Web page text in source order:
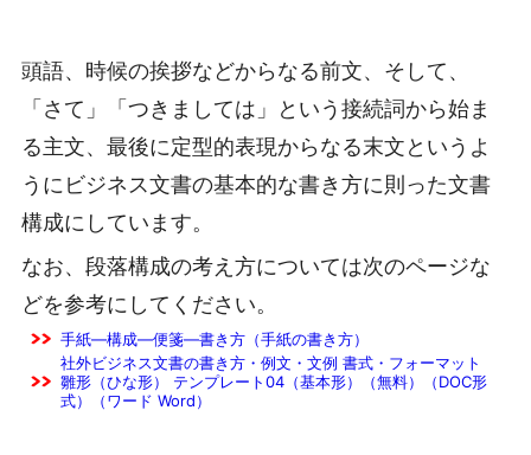
頭語、時候の挨拶などからなる前文、そして、
「さて」「つきましては」という接続詞から始ま
る主文、最後に定型的表現からなる末文というよ
うにビジネス文書の基本的な書き方に則った文書
構成にしています。
なお、段落構成の考え方については次のページな
どを参考にしてください。
手紙―構成―便箋―書き方（手紙の書き方）
社外ビジネス文書の書き方・例文・文例 書式・フォーマット
雛形（ひな形） テンプレート04（基本形）（無料）（DOC形
式）（ワード Word）